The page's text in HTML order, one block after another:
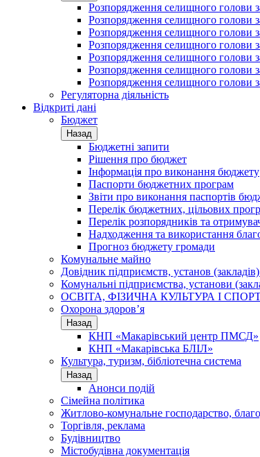
Розпорядження селищного голови
Розпорядження селищного голови
Розпорядження селищного голови
Розпорядження селищного голови
Розпорядження селищного голови
Розпорядження селищного голови
Розпорядження селищного голови
Регуляторна діяльність
Відкриті дані
Бюджет
Назад
Бюджетні запити
Рішення про бюджет
Інформація про виконання бюджету
Паспорти бюджетних програм
Звіти про виконання паспортів
Перелік бюджетних, цільових
Перелік розпорядників та
Надходження та використання
Прогноз бюджету громади
Комунальне майно
Довідник підприємств, установ
Комунальні підприємства, установи
ОСВІТА, ФІЗИЧНА КУЛЬТУРА І
Охорона здоров’я
Назад
КНП «Макарівський центр ПМСД»
КНП «Макарівська БЛІЛ»
Культура, туризм, бібліотечна система
Назад
Анонси подій
Сімейна політика
Житлово-комунальне господарство,
Торгівля, реклама
Будівництво
Містобудівна документація